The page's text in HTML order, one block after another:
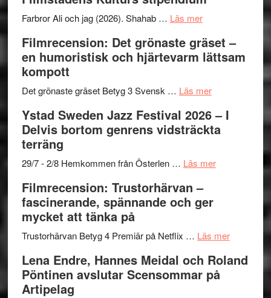
I
Want
Believe
–
Frankenshtey
med
Fox
och
Scully
West
presenterar
nya
titlar
årets
Farbror Ali och jag (2026). Shahab … Läs merom
Shahab
Mehrabi
Filmstadens
stipendium
Filmrecension: Det grönaste gräset –
en humoristisk och hjärtevarm lättsam
kompott
Det grönaste gräset Betyg 3 Svensk … Läs merom
Det
grönaste
–
och
lättsam
Ystad Sweden Jazz Festival 2026 – I
Delvis bortom genrens vidsträckta
terräng
29/7 - 2/8 Hemkommen från Österlen … Läs merom
2026
I
Delvis
Filmrecension: Trustorhärvan –
fascinerande, spännande och ger
mycket att tänka på
Trustorhärvan Betyg 4 Premiär på Netflix … Läs merom
Lena Endre, Hannes Meidal och Roland
Pöntinen avslutar Scensommar på
Artipelag